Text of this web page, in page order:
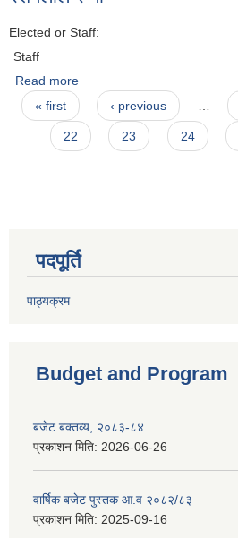
Elected or Staff:
Staff
Read more
Pages
« first ‹ previous …
22 23 24
पदपूर्ति
पाठ्यक्रम
Budget and Program
बजेट बक्तव्य, २०८३-८४
प्रकाशन मिति: 2026-06-26
वार्षिक बजेट पुस्तक आ.व २०८२/८३
प्रकाशन मिति: 2025-09-16